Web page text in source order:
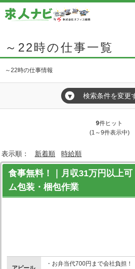
～22時の仕事一覧
～22時の仕事情報
▼ 検索条件を変更
9件ヒット
(1～9件表示中)
表示順： 新着順 時給順
食事無料！｜月収31万円以上
ム包装・梱包作業
・お弁当代700円まで会社負担